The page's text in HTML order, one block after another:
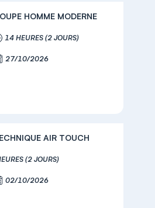
HOMME MODERNE
14 HEURES (2 JOURS)
27/10/2026
AIR TOUCH
(2 JOURS)
02/10/2026